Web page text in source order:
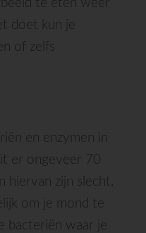
te eten weer
doet kun je
of zelfs
en enzymen in
er ongeveer 70
hiervan zijn slecht.
om je mond te
bacteriën waar je